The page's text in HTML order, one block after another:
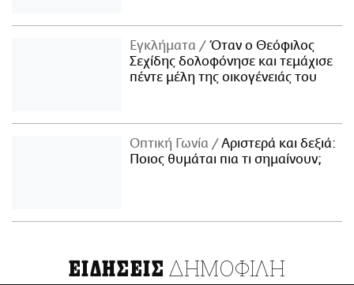
Εγκλήματα
Όταν ο Θεόφιλος
Σεχίδης δολοφόνησε και τεμάχισε
πέντε μέλη της οικογένειάς του
Οπτική Γωνία
Αριστερά και δεξιά:
Ποιος θυμάται πια τι σημαίνουν;
ΕΙΔΗΣΕΙΣ ΔΗΜΟΦΙΛΗ